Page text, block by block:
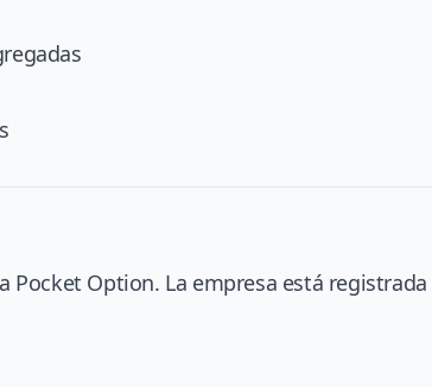
Pocket Option. La empresa está registrada